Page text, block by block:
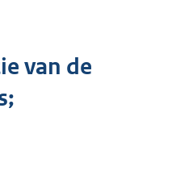
van de